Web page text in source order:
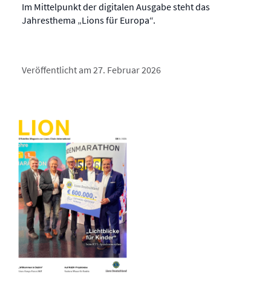
Im Mittelpunkt der digitalen Ausgabe steht das
Jahresthema „Lions für Europa“.
Veröffentlicht am 27. Februar 2026